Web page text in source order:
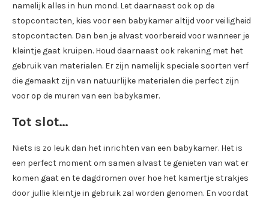
namelijk alles in hun mond. Let daarnaast ook op de
stopcontacten, kies voor een babykamer altijd voor veiligheid
stopcontacten. Dan ben je alvast voorbereid voor wanneer je
kleintje gaat kruipen. Houd daarnaast ook rekening met het
gebruik van materialen. Er zijn namelijk speciale soorten verf
die gemaakt zijn van natuurlijke materialen die perfect zijn
voor op de muren van een babykamer.
Tot slot…
Niets is zo leuk dan het inrichten van een babykamer. Het is
een perfect moment om samen alvast te genieten van wat er
komen gaat en te dagdromen over hoe het kamertje strakjes
door jullie kleintje in gebruik zal worden genomen. En voordat